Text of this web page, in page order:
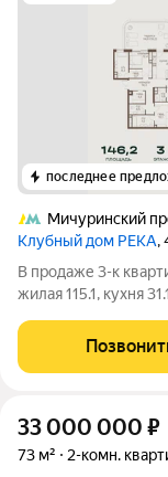
последнее
Мичуринский
Клубный дом РЕКА,
В продаже 3-к
жилая 115.1, кухня
кв. 2029 года.
4,5 м в
33 000 000 ₽
73 м² 2-комн.